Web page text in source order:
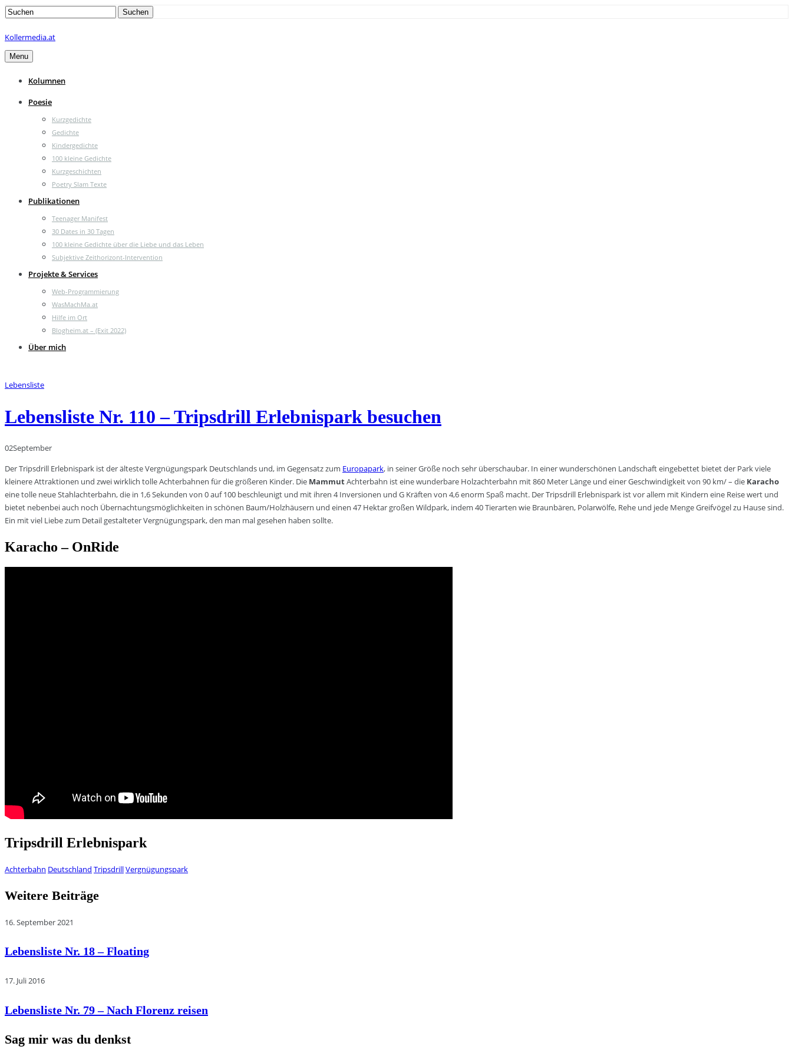
Search
Suchen
Kollermedia.at
Menu
Kolumnen
Poesie
Kurzgedichte
Gedichte
Kindergedichte
100 kleine Gedichte
Kurzgeschichten
Poetry Slam Texte
Publikationen
Teenager Manifest
30 Dates in 30 Tagen
100 kleine Gedichte über die Liebe und das Leben
Subjektive Zeithorizont-Intervention
Projekte & Services
Web-Programmierung
WasMachMa.at
Hilfe im Ort
Blogheim.at – (Exit 2022)
Über mich
Lebensliste
Lebensliste Nr. 110 – Tripsdrill Erlebnispark besuchen
02September
Der Tripsdrill Erlebnispark ist der älteste Vergnügungspark Deutschlands und, im Gegensatz zum Europapark, in seiner Größe noch sehr überschaubar. In einer wunderschönen Landschaft eingebettet bietet der Park viele
kleinere Attraktionen und zwei wirklich tolle Achterbahnen für die größeren Kinder. Die MammutAchterbahn ist eine wunderbare Holzachterbahn mit 860 Meter Länge und einer Geschwindigkeit von 90 km/ – die Karacho
eine tolle neue Stahlachterbahn, die in 1,6 Sekunden von 0 auf 100 beschleunigt und mit ihren 4 Inversionen und G Kräften von 4,6 enorm Spaß macht. Der Tripsdrill Erlebnispark ist vor allem mit Kindern eine Reise wert und
bietet nebenbei auch noch Übernachtungsmöglichkeiten in schönen Baum/Holzhäusern und einen 47 Hektar großen Wildpark, indem 40 Tierarten wie Braunbären, Polarwölfe, Rehe und jede Menge Greifvögel zu Hause sind.
Ein mit viel Liebe zum Detail gestalteter Vergnügungspark, den man mal gesehen haben sollte.
Karacho – OnRide
Tripsdrill Erlebnispark
Achterbahn Deutschland TripsdrillVergnügungspark
Weitere Beiträge
16. September 2021
Lebensliste Nr. 18 – Floating
17. Juli 2016
Lebensliste Nr. 79 – Nach Florenz reisen
Sag mir was du denkst